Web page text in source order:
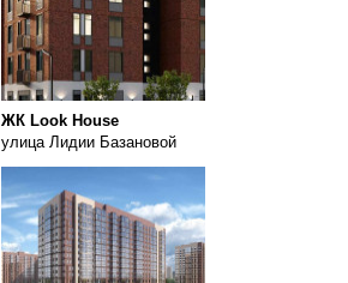
ЖК Look House
улица Лидии Базановой